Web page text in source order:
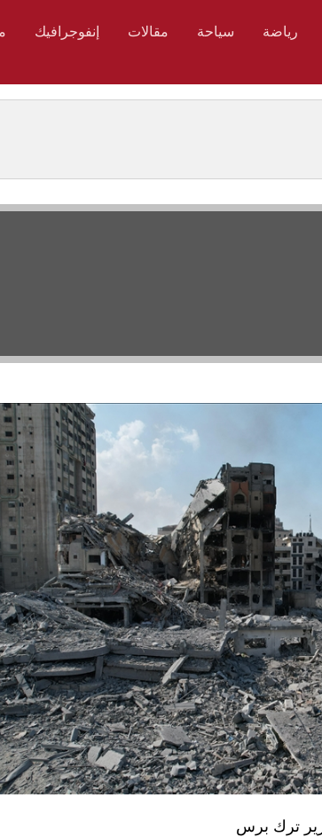
رياضة سياحة مقالات إنفوجرافيك